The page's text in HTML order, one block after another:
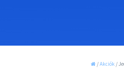
/Akciók /